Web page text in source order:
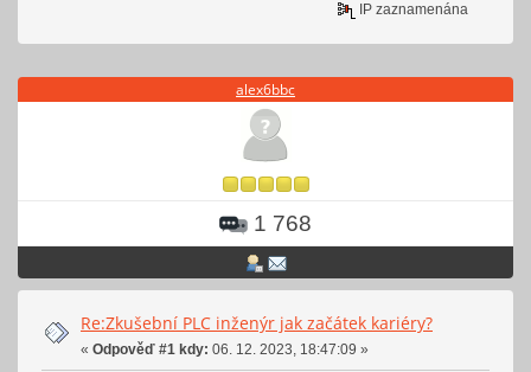
IP zaznamenána
alex6bbc
1 768
Re:Zkušební PLC inženýr jak začátek kariéry?
« Odpověď #1 kdy: 06. 12. 2023, 18:47:09 »